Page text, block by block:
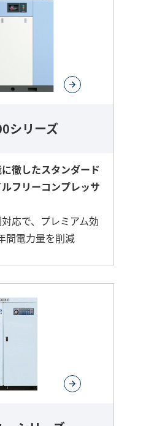
に
シリーズ
徹したスタンダード
フリーコンプレッサ
応で、プレミアム効
間電力量を削減
に
し